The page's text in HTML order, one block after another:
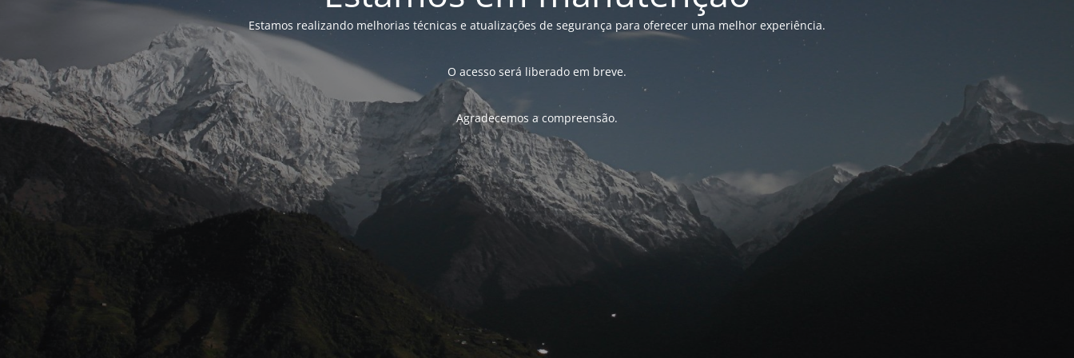
Estamos realizando melhorias técnicas e atualizações de segurança para oferecer uma melhor experiência.
O acesso será liberado em breve.
Agradecemos a compreensão.